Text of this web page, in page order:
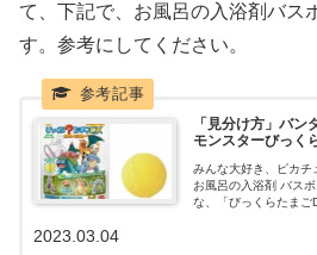
て、下記で、お風呂の入浴剤バス
す。参考にしてください。
「見分け方」バン
モンスターびっく
みんな大好き、ピカチ
お風呂の入浴剤 バス
な、「びっくらたまご
多いですが、たまに
2023.03.04